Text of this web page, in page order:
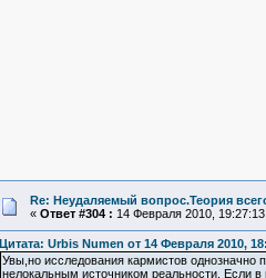
Re: Неудаляемый вопрос.Теория
« Ответ #304 : 14 Февраля 2010,
Цитата: Urbis Numen от 14 Февраля 2010,
Увы,но исследования кармистов однозначно
нелокальным источником реальности. Если